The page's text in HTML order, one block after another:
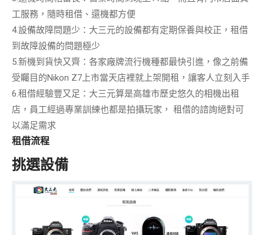
工服務，隨時租借、還機都方便
4.設備故障問題少 ：大三元的設備都有定期保養與校正，租借
到故障設備的問題極少
5.新機到貨快又齊 ：各家廠牌流行機種都最快引進，像之前備
受矚目的Nikon Z7上市當天店裡就上架開租，讓客人立刻入手
6.租借經驗豐又足 ：大三元算是高雄市歷史悠久的相機出租
店，員工經過專業訓練也都是拍攝玩家， 租借的諮詢絕對可
以滿足需求
租借流程
挑選設備